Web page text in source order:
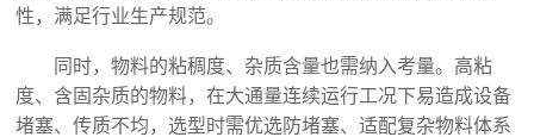
性，满足行业生产规范。
同时，物料的粘稠度、杂质含量也需纳入考量。高粘
度、含固杂质的物料，在大通量连续运行工况下易造成设备
堵塞、传质不均，选型时需优选防堵塞、适配复杂物料体系